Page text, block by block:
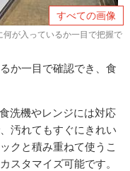
すべての画像
何が入っているか一目で把握で
か一目で確認でき、食
洗機やレンジには対応
汚れてもすぐにきれい
クと積み重ねて使うこ
スタマイズ可能です。